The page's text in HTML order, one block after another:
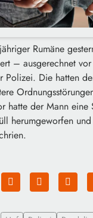
Rumäne
– ausgerechnet
Polizei. Die hatten
hatte der Mann eine
herumgeworfen